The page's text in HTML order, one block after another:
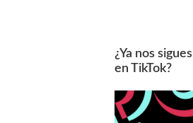
¿Ya nos sigues
en TikTok?